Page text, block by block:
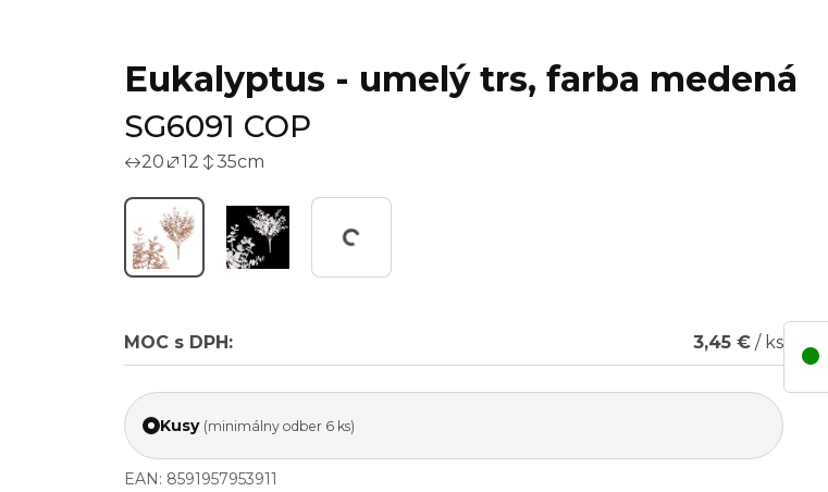
Eukalyptus - umelý trs, farba medená
SG6091 COP
20 12 35cm
Working...
MOC s DPH: 3,45 € / ks
Kusy (minimálny odber 6 ks)
EAN: 8591957953911